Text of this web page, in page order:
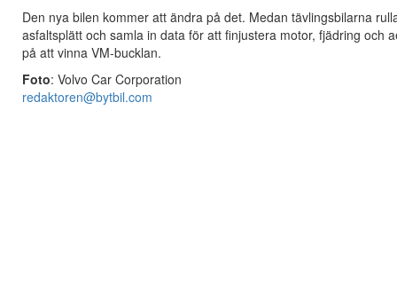
Den nya bilen kommer att ändra på det. Medan tävlingsbilarna
asfaltsplätt och samla in data för att finjustera motor, fjädring och
på att vinna VM-bucklan.
Foto: Volvo Car Corporation
redaktoren@bytbil.com